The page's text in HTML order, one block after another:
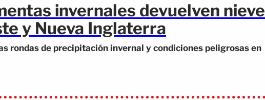
invernales devuelven nieve
y Nueva Inglaterra
rondas de precipitación invernal y condiciones peligrosas en